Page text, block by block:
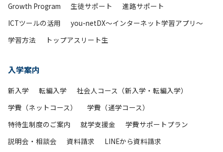
Growth Program
生徒サポート
進路サポート
ICTツールの活用
you-netDX～インターネット学習アプリ～
学習方法
トップアスリート生
入学案内
新入学 転編入学
社会人コース（新入学・転編入学）
学費（ネットコース）
学費（通学コース）
特待生制度のご案内
就学支援金
学費サポートプラン
説明会・相談会
資料請求
LINEから資料請求